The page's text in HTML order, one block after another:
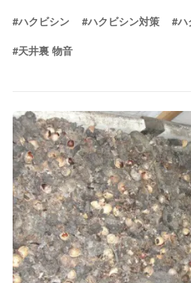
#ハクビシン #ハクビシン対策 #ハ
#天井裏 物音